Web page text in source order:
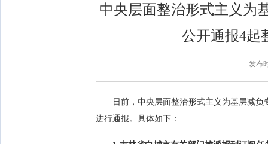
中央层面整治形式主义为
公开通报4起
发布
日前，中央层面整治形式主义为基层减
进行通报。具体如下：